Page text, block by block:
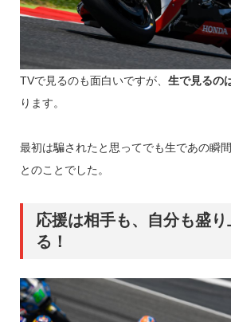
TVで見るのも面白いですが、 生で見るの
ります。
最初は騙されたと思ってでも生であの瞬
とのことでした。
応援は相手も、自分も盛
る！